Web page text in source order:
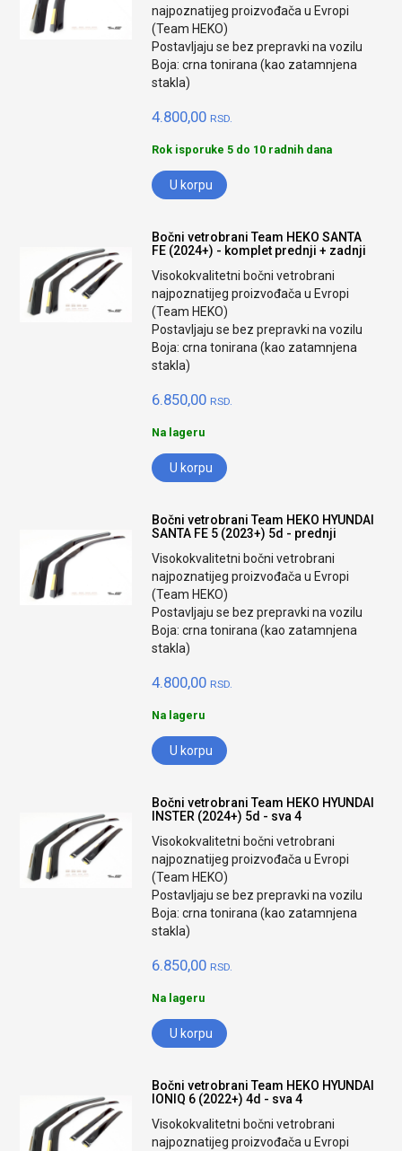
najpoznatijeg proizvođača u Evropi
(Team HEKO)
Postavljaju se bez prepravki na vozilu
Boja: crna tonirana (kao zatamnjena
stakla)
4.800,00 RSD.
Rok isporuke 5 do 10 radnih dana
U korpu
Bočni vetrobrani Team HEKO SANTA
FE (2024+) - komplet prednji + zadnji
Visokokvalitetni bočni vetrobrani
najpoznatijeg proizvođača u Evropi
(Team HEKO)
Postavljaju se bez prepravki na vozilu
Boja: crna tonirana (kao zatamnjena
stakla)
6.850,00 RSD.
Na lageru
U korpu
Bočni vetrobrani Team HEKO HYUNDAI
SANTA FE 5 (2023+) 5d - prednji
Visokokvalitetni bočni vetrobrani
najpoznatijeg proizvođača u Evropi
(Team HEKO)
Postavljaju se bez prepravki na vozilu
Boja: crna tonirana (kao zatamnjena
stakla)
4.800,00 RSD.
Na lageru
U korpu
Bočni vetrobrani Team HEKO HYUNDAI
INSTER (2024+) 5d - sva 4
Visokokvalitetni bočni vetrobrani
najpoznatijeg proizvođača u Evropi
(Team HEKO)
Postavljaju se bez prepravki na vozilu
Boja: crna tonirana (kao zatamnjena
stakla)
6.850,00 RSD.
Na lageru
U korpu
Bočni vetrobrani Team HEKO HYUNDAI
IONIQ 6 (2022+) 4d - sva 4
Visokokvalitetni bočni vetrobrani
najpoznatijeg proizvođača u Evropi